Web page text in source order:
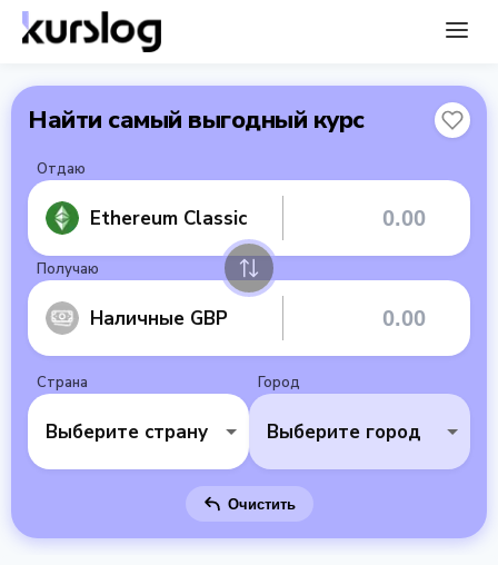
Найти самый выгодный курс
Отдаю
Ethereum Classic
Получаю
Наличные GBP
Страна
Выберите страну
Город
Выберите город
Очистить